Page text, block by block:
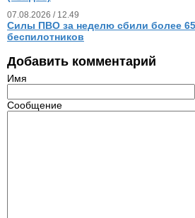
07.08.2026 / 12.49
Силы ПВО за неделю сбили более
беспилотников
Добавить комментарий
Имя
Сообщение